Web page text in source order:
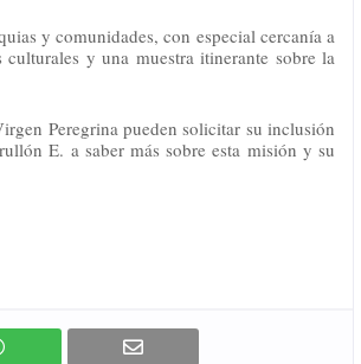
y comunidades, con especial cercanía a
y una muestra itinerante sobre la
Peregrina pueden solicitar su inclusión
E. a saber más sobre esta misión y su